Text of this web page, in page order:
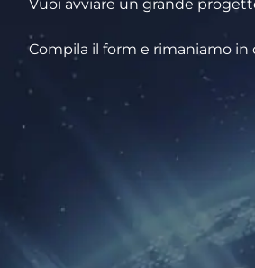
Vuoi avviare un grande
Compila il form e rimaniamo in